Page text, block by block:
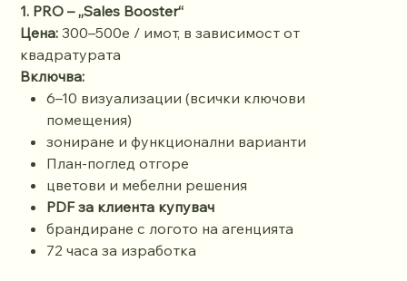
1. PRO – „Sales Booster“
Цена: 300–500е / имот, в зависимост от
квадратурата
Включва:
6–10 визуализации (всички ключови
помещения)
зониране и функционални варианти
План-поглед отгоре
цветови и мебелни решения
PDF за клиента купувач
брандиране с логото на агенцията
72 часа за изработка